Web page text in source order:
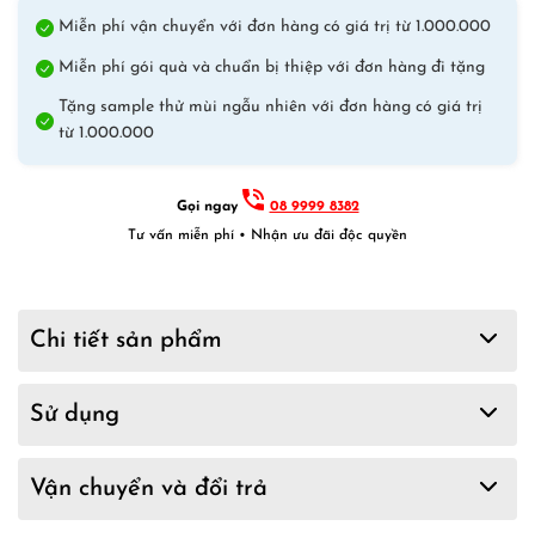
Miễn phí vận chuyển với đơn hàng có giá trị từ 1.000.000
Miễn phí gói quà và chuẩn bị thiệp với đơn hàng đi tặng
Tặng sample thử mùi ngẫu nhiên với đơn hàng có giá trị
từ 1.000.000
Gọi ngay
08 9999 8382
Tư vấn miễn phí • Nhận ưu đãi độc quyền
Chi tiết sản phẩm
Sử dụng
Vận chuyển và đổi trả